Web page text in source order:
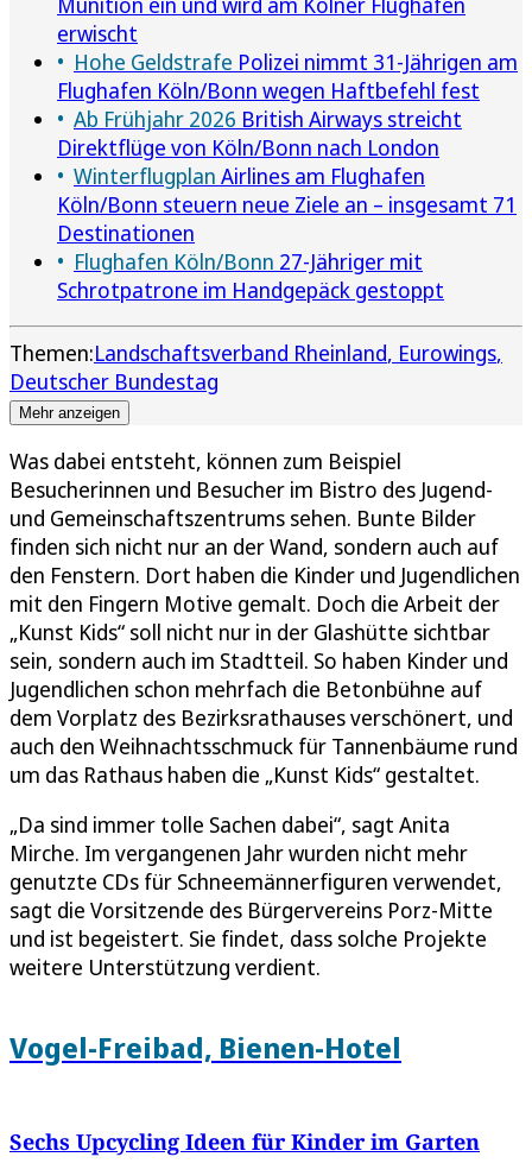
erwischt
Hohe Geldstrafe Polizei nimmt 31-Jährigen am
Flughafen Köln/Bonn wegen Haftbefehl fest
Ab Frühjahr 2026 British Airways streicht
Direktflüge von Köln/Bonn nach London
Winterflugplan Airlines am Flughafen
Köln/Bonn steuern neue Ziele an – insgesamt 71
Destinationen
Flughafen Köln/Bonn 27-Jähriger mit
Schrotpatrone im Handgepäck gestoppt
Themen:Landschaftsverband Rheinland Eurowings
Deutscher Bundestag
Mehr anzeigen
Was dabei entsteht, können zum Beispiel
Besucherinnen und Besucher im Bistro des Jugend-
und Gemeinschaftszentrums sehen. Bunte Bilder
finden sich nicht nur an der Wand, sondern auch auf
den Fenstern. Dort haben die Kinder und Jugendlichen
mit den Fingern Motive gemalt. Doch die Arbeit der
„Kunst Kids“ soll nicht nur in der Glashütte sichtbar
sein, sondern auch im Stadtteil. So haben Kinder und
Jugendlichen schon mehrfach die Betonbühne auf
dem Vorplatz des Bezirksrathauses verschönert, und
auch den Weihnachtsschmuck für Tannenbäume rund
um das Rathaus haben die „Kunst Kids“ gestaltet.
„Da sind immer tolle Sachen dabei“, sagt Anita
Mirche. Im vergangenen Jahr wurden nicht mehr
genutzte CDs für Schneemännerfiguren verwendet,
sagt die Vorsitzende des Bürgervereins Porz-Mitte
und ist begeistert. Sie findet, dass solche Projekte
weitere Unterstützung verdient.
Vogel-Freibad, Bienen-Hotel
Sechs Upcycling Ideen für Kinder im Garten